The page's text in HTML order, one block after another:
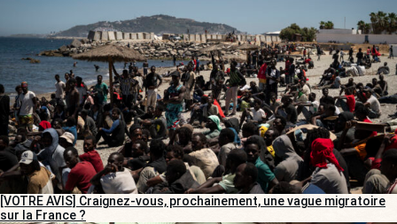
[VOTRE AVIS] Craignez-vous, prochainement, une vague migratoire
sur la France ?